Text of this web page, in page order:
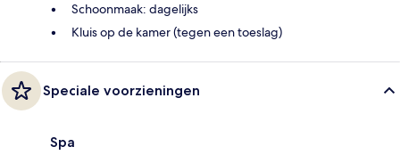
Schoonmaak: dagelijks
Kluis op de kamer (tegen een toeslag)
Speciale voorzieningen
Spa